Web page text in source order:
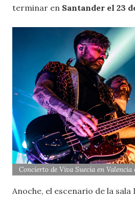
terminar en Santander el 23
Concierto de Viva Suecia en
Anoche, el escenario de la sala